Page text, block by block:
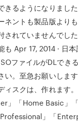
きるようになりまし
ネントも製品版より
されていませんでし
も Apr 17, 2014 · 日
ファイルがDLでき
い。至急お願いしま
ィスクは、作れます
」「Home Basic」
」「